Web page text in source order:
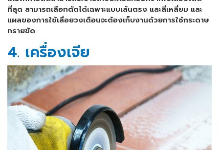
ที่สุด สามารถเลือกตัดได้เฉพาะแบบเส้นตรง และสี่เหลี่ยม และ
แผลของการใช้เลื่อยวงเดือนจะต้องเก็บงานด้วยการใช้กระดาษ
ทรายขัด
4. เครื่องเจีย